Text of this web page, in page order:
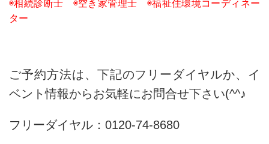
◉相続診断士 ◉空き家管理士 ◉福祉住環境コーディネー
ター
ご予約方法は、下記のフリーダイヤルか、イ
ベント情報からお気軽にお問合せ下さい(^^♪
フリーダイヤル：0120‐74‐8680